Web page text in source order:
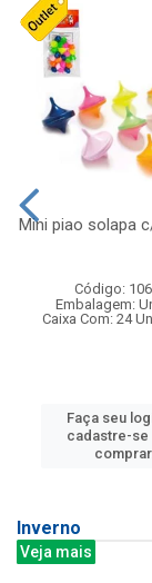
Mini piao solapa
Código:
Embalagem:
Caixa Com: 24
Faça seu
cadastre-se
comprar.
Inverno
Veja mais